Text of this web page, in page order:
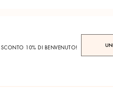
SCONTO 10% DI BENVENUTO!